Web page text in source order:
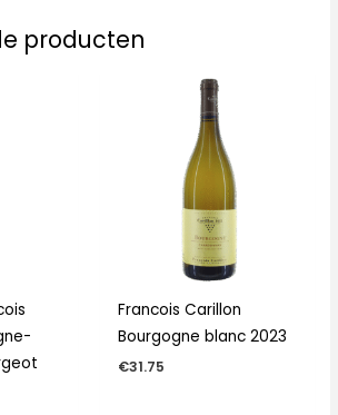
producten
Francois Carillon
Bourgogne blanc 2023
€31.75